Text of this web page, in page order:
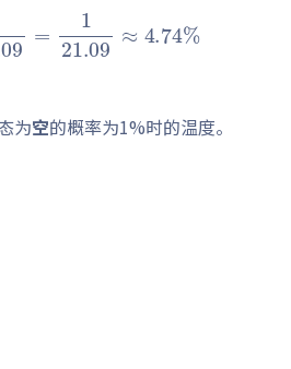
=121.09≈4.74%
为空的概率为1%时的温度。